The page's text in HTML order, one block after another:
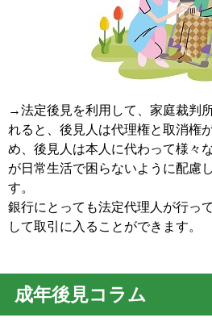
→法定後見を利用して、家庭裁判
れると、後見人は代理権と取消権
め、後見人は本人に代わって様々
が日常生活で困らないように配慮
す。
銀行にとっても法定代理人が行っ
して取引に入ることができます。
成年後見コラム